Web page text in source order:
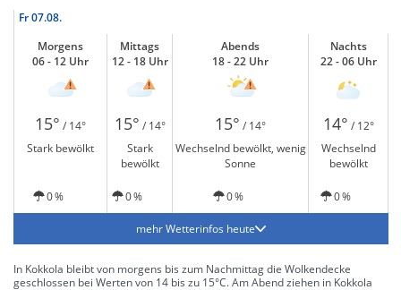
Fr07.08.
Morgens
06 - 12 Uhr
Mittags
12 - 18 Uhr
Abends
18 - 22 Uhr
Nachts
22 - 06 Uhr
15° / 14° 15° / 14° 15° / 14° 14° / 12°
Stark bewölkt
Stark
bewölkt
Wechselnd bewölkt, wenig
Sonne
Wechselnd
bewölkt
0 % 0 % 0 % 0 %
mehr Wetterinfos heute
In Kokkola bleibt von morgens bis zum Nachmittag die Wolkendecke
geschlossen bei Werten von 14 bis zu 15°C. Am Abend ziehen in Kokkola